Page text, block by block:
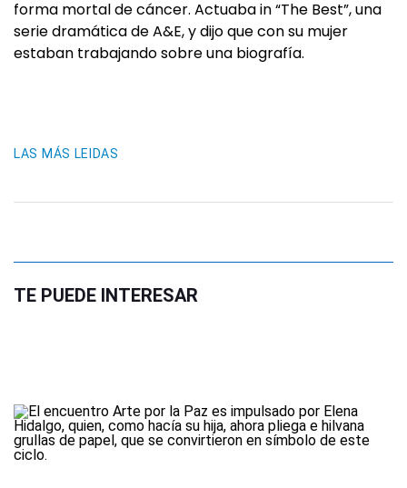
forma mortal de cáncer. Actuaba in “The Best”, una
serie dramática de A&E, y dijo que con su mujer
estaban trabajando sobre una biografía.
LAS MÁS LEIDAS
TE PUEDE INTERESAR